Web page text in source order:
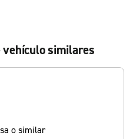
similares